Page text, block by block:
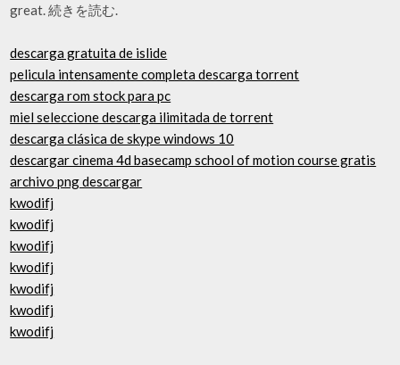
great. 続きを読む.
descarga gratuita de islide
pelicula intensamente completa descarga torrent
descarga rom stock para pc
miel seleccione descarga ilimitada de torrent
descarga clásica de skype windows 10
descargar cinema 4d basecamp school of motion course gratis
archivo png descargar
kwodifj
kwodifj
kwodifj
kwodifj
kwodifj
kwodifj
kwodifj